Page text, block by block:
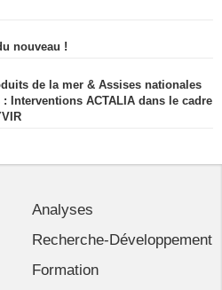
nouveau !
de la mer & Assises nationales
Interventions ACTALIA dans le cadre
Analyses
Recherche-Développement
Formation